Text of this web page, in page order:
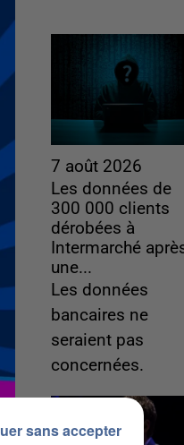
7 août 2026
Les données de
300 000 clients
dérobées à
Intermarché
une...
Les données
bancaires ne
seraient pas
concernées.
sans accepter